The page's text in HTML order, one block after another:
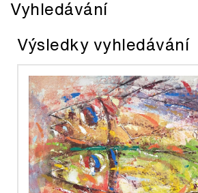
Heslo:
Zapomenuté heslo
Vyhledávání
Výsledky vyhledávání